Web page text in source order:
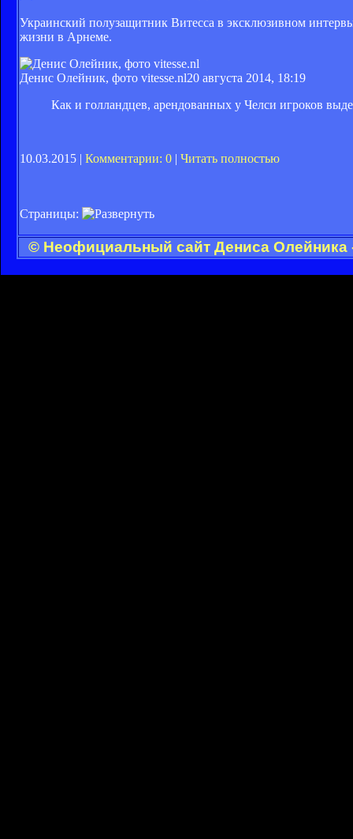
Украинский полузащитник Витесса в эксклюзивном
жизни в Арнеме.
Денис Олейник, фото vitesse.nl20 августа 2014, 18:19
Как и голландцев, арендованных у Челси игроков
10.03.2015 | Комментарии: 0 | Читать полностью
Страницы:
© Неофициальный сайт Дениса Олейника